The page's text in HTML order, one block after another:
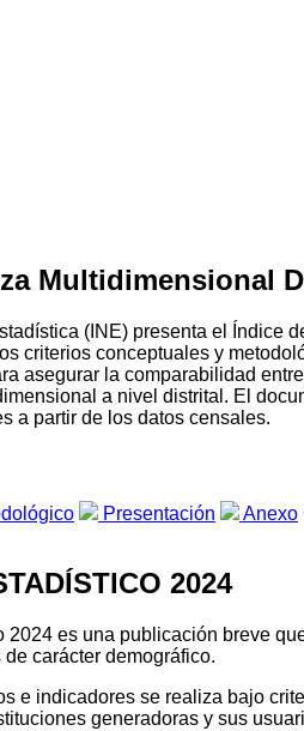
Multidimensional
(INE) presenta el Índice
criterios conceptuales y
asegurar la comparabilidad
a nivel distrital. El
a partir de los datos censales.
Presentación Anexo
2024
2024 es una publicación breve
carácter demográfico.
e indicadores se realiza bajo
generadoras y sus